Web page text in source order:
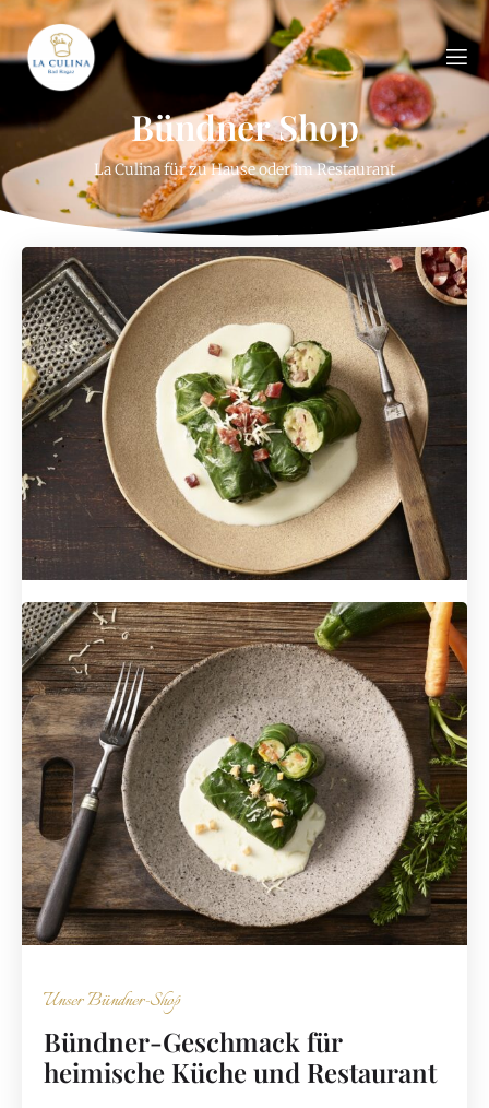
Bündner Shop
La Culina für zu Hause oder im Restaurant
Unser Bündner-Shop
Bündner-Geschmack für
heimische Küche und Restaurant